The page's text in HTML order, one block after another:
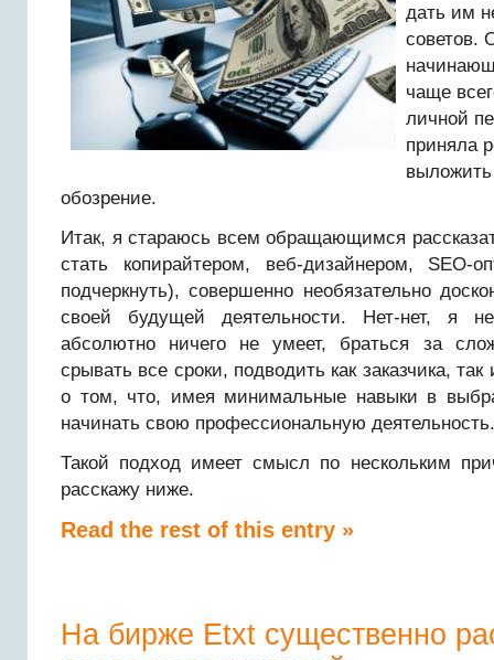
дать им
советов.
чаще
личной
приняла
обозрение.
Итак, я стараюсь всем обращающимся
стать копирайтером, веб-дизайнером, SEO-
подчеркнуть), совершенно необязательно
своей будущей деятельности. Нет-нет, я
абсолютно ничего не умеет, браться за
срывать все сроки, подводить как заказчика,
о том, что, имея минимальные навыки в
начинать свою профессиональную деятельность.
Такой подход имеет смысл по нескольким
расскажу ниже.
Read the rest of this entry »
На бирже Etxt существенно